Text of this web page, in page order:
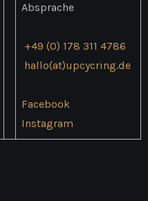
Absprache
+49 (0) 178 311 4786
hallo(at)upcycring.de
Facebook
Instagram